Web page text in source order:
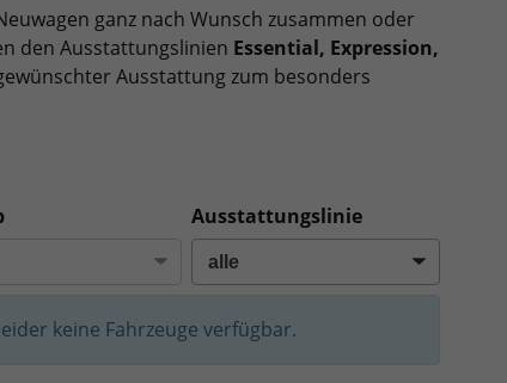
ganz nach Wunsch zusammen oder
den Ausstattungslinien Essential, Expression,
Ausstattung zum besonders
Ausstattungslinie
keine Fahrzeuge verfügbar.